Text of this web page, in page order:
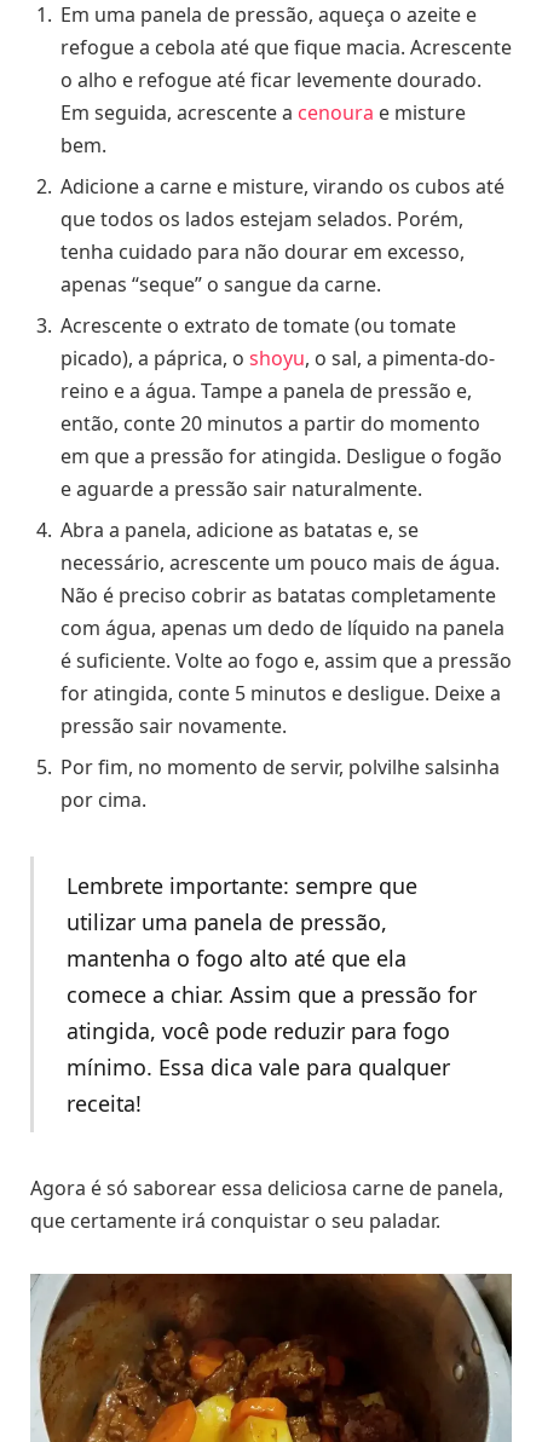
Em uma panela de pressão, aqueça o azeite e
refogue a cebola até que fique macia. Acrescente
o alho e refogue até ficar levemente dourado.
Em seguida, acrescente a cenoura e misture
bem.
Adicione a carne e misture, virando os cubos até
que todos os lados estejam selados. Porém,
tenha cuidado para não dourar em excesso,
apenas “seque” o sangue da carne.
Acrescente o extrato de tomate (ou tomate
picado), a páprica, o shoyu, o sal, a pimenta-do-
reino e a água. Tampe a panela de pressão e,
então, conte 20 minutos a partir do momento
em que a pressão for atingida. Desligue o fogão
e aguarde a pressão sair naturalmente.
Abra a panela, adicione as batatas e, se
necessário, acrescente um pouco mais de água.
Não é preciso cobrir as batatas completamente
com água, apenas um dedo de líquido na panela
é suficiente. Volte ao fogo e, assim que a pressão
for atingida, conte 5 minutos e desligue. Deixe a
pressão sair novamente.
Por fim, no momento de servir, polvilhe salsinha
por cima.
Lembrete importante: sempre que
utilizar uma panela de pressão,
mantenha o fogo alto até que ela
comece a chiar. Assim que a pressão for
atingida, você pode reduzir para fogo
mínimo. Essa dica vale para qualquer
receita!
Agora é só saborear essa deliciosa carne de panela,
que certamente irá conquistar o seu paladar.